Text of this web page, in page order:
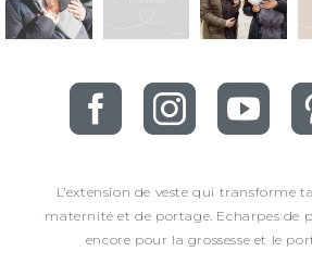
L’extension de veste qui transforme
maternité et de portage. Echarpes de
encore pour la grossesse et le